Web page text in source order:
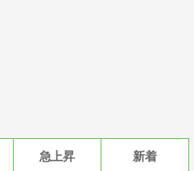
急上昇 新着